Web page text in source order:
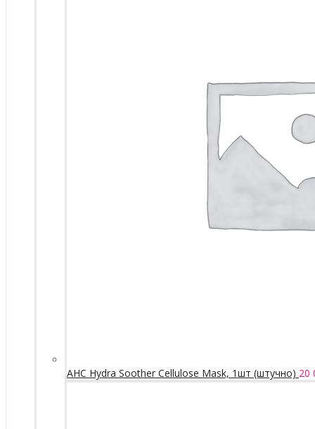
AHC Hydra Soother Cellulose Mask, 1шт (штучно) 20